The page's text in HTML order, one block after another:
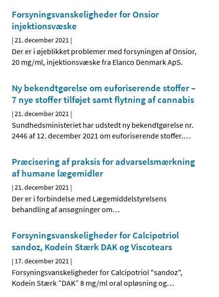
Forsyningsvanskeligheder for Onsior
injektionsvæske
|21. december 2021 |
Der er i øjeblikket problemer med forsyningen af Onsior,
20 mg/ml, injektionsvæske fra Elanco Denmark ApS.
Ny bekendtgørelse om euforiserende stoffer –
7 nye stoffer tilføjet samt flytning af cannabis
|21. december 2021 |
Sundhedsministeriet har udstedt ny bekendtgørelse nr.
2446 af 12. december 2021 om euforiserende stoffer.…
Præcisering af praksis for advarselsmærkning
af humane lægemidler
|21. december 2021 |
Der er i forbindelse med Lægemiddelstyrelsens
behandling af ansøgninger om…
Forsyningsvanskeligheder for Calcipotriol
sandoz, Kodein Stærk DAK og Viscotears
| 17. december 2021 |
Forsyningsvanskeligheder for Calcipotriol "sandoz",
Kodein Stærk ”DAK” 8 mg/ml oral opløsning og…